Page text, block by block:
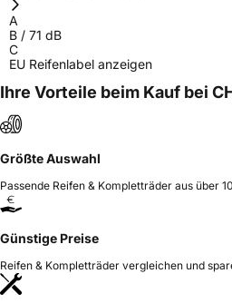
A
B / 71 dB
C
EU Reifenlabel anzeigen
Ihre Vorteile beim Kauf bei
Größte Auswahl
Passende Reifen & Kompletträder aus über
Günstige Preise
Reifen & Kompletträder vergleichen und